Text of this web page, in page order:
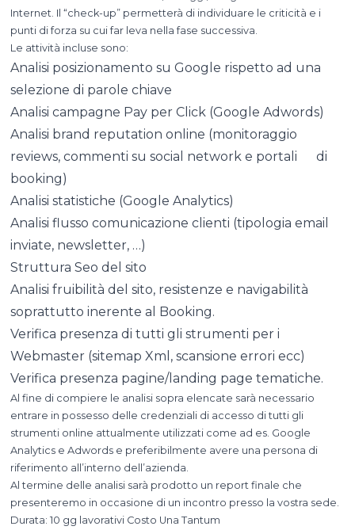
Internet. Il “check-up” permetterà di individuare le criticità e i
punti di forza su cui far leva nella fase successiva.
Le attività incluse sono:
Analisi posizionamento su Google rispetto ad una
selezione di parole chiave
Analisi campagne Pay per Click (Google Adwords)
Analisi brand reputation online (monitoraggio
reviews, commenti su social network e portali di
booking)
Analisi statistiche (Google Analytics)
Analisi flusso comunicazione clienti (tipologia email
inviate, newsletter, …)
Struttura Seo del sito
Analisi fruibilità del sito, resistenze e navigabilità
soprattutto inerente al Booking.
Verifica presenza di tutti gli strumenti per i
Webmaster (sitemap Xml, scansione errori ecc)
Verifica presenza pagine/landing page tematiche.
Al fine di compiere le analisi sopra elencate sarà necessario
entrare in possesso delle credenziali di accesso di tutti gli
strumenti online attualmente utilizzati come ad es. Google
Analytics e Adwords e preferibilmente avere una persona di
riferimento all’interno dell’azienda.
Al termine delle analisi sarà prodotto un report finale che
presenteremo in occasione di un incontro presso la vostra sede.
Durata: 10 gg lavorativi Costo Una Tantum